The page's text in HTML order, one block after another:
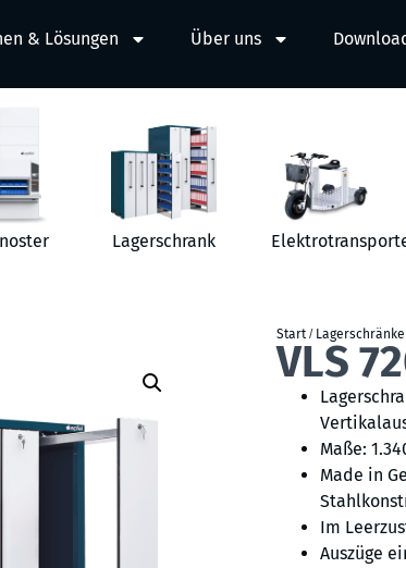
& Lösungen Über uns
Lagerschrank
Start/ Lagerschränke
VLS
Maße:
Made in
Im
Auszüge